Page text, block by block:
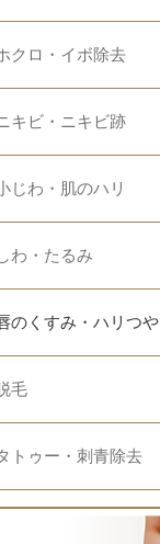
クロ・イボ除去
キビ・ニキビ跡
じわ・肌のハリ
わ・たるみ
のくすみ・ハリつや
毛
トゥー・刺青除去